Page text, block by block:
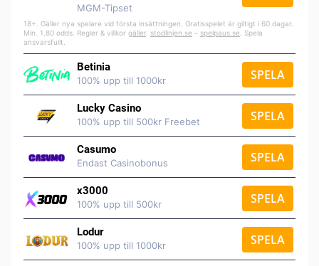
MGM-Tipset
18+. Gäller nya spelare vid första insättningen. Gratisspelet är giltigt i 60 dagar.
Min. 1.80 odds. Regler & villkor gäller stodlinjen.se – spelpaus.se . Spela
ansvarsfullt.
Betinia
100% upp till 1000kr SPELA
Lucky Casino
100% upp till 500kr Freebet SPELA
Casumo
Endast Casinobonus SPELA
x3000
100% upp till 500kr SPELA
Lodur
100% upp till 1000kr SPELA